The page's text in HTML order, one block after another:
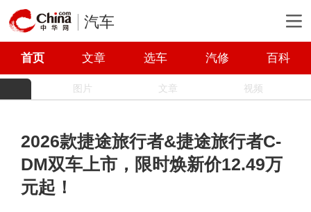
汽车
首页 文章 选车 汽修 百科
图片 文章 视频
2026款捷途旅行者&捷途旅行者C-
DM双车上市，限时焕新价12.49万
元起！